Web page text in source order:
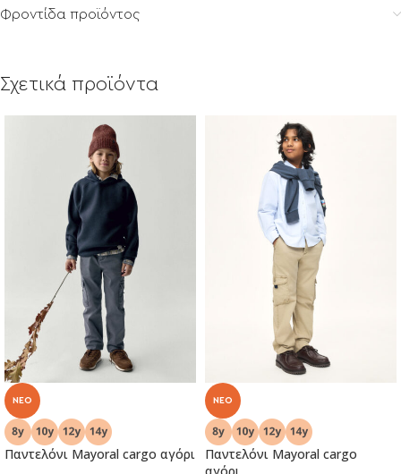
Φροντίδα προϊόντος
Σχετικά προϊόντα
NEO
Παντελόνι Μayoral cargo αγόρι
NEO
Παντελόνι Μayoral cargo